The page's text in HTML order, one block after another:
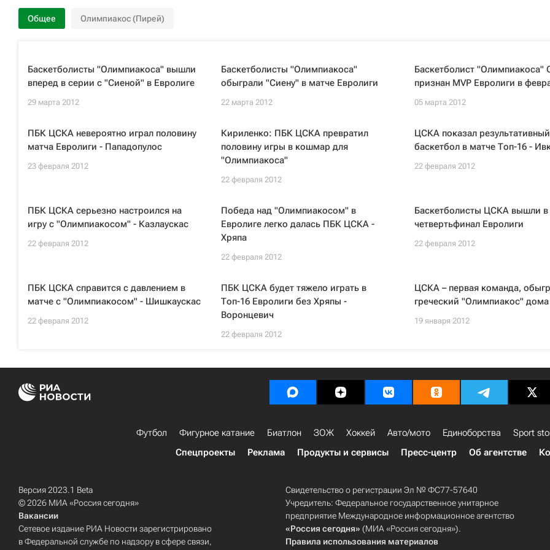
Общее Олимпиакос (Пирей)
Баскетболисты "Олимпиакоса" вышли
вперед в серии с "Сиеной" в Евролиге
29 марта 2012
Баскетболисты "Олимпиакоса"
обыграли "Сиену" в матче Евролиги
22 марта 2012
Баскетболист "Олимпиакоса"
признан MVP Евролиги в
05 марта 2012
ПБК ЦСКА невероятно играл половину
матча Евролиги - Пападопулос
23 февраля 2012
Кириленко: ПБК ЦСКА превратил
половину игры в кошмар для
"Олимпиакоса"
22 февраля 2012
ЦСКА показал результативный
баскетбол в матче Топ-16 -
22 февраля 2012
ПБК ЦСКА серьезно настроился на
игру с "Олимпиакосом" - Казлаускас
22 февраля 2012
Победа над "Олимпиакосом" в
Евролиге легко далась ПБК ЦСКА -
Хряпа
22 февраля 2012
Баскетболисты ЦСКА вышли в
четвертьфинал Евролиги
22 февраля 2012
ПБК ЦСКА справится с давлением в
матче с "Олимпиакосом" - Шишкаускаc
22 февраля 2012
ПБК ЦСКА будет тяжело играть в
Топ-16 Евролиги без Хряпы -
Воронцевич
22 февраля 2012
ЦСКА – первая команда,
греческий "Олимпиакос" дома
19 января 2012
Футбол Фигурное катание Биатлон ЗОЖ Хоккей Авто/мото Единоборства Sport
Спецпроекты
Реклама Продукты и сервисы Пресс-центр Об агентстве
Версия 2023.1 Beta
© 2026 МИА «Россия сегодня»
Вакансии
Сетевое издание РИА Новости зарегистрировано
в Федеральной службе по надзору в сфере связи,
Свидетельство о регистрации Эл № ФС77-57640
Учредитель: Федеральное государственное унитарное
предприятие Международное информационное агентство
«Россия сегодня» (МИА «Россия сегодня»).
Правила использования материалов